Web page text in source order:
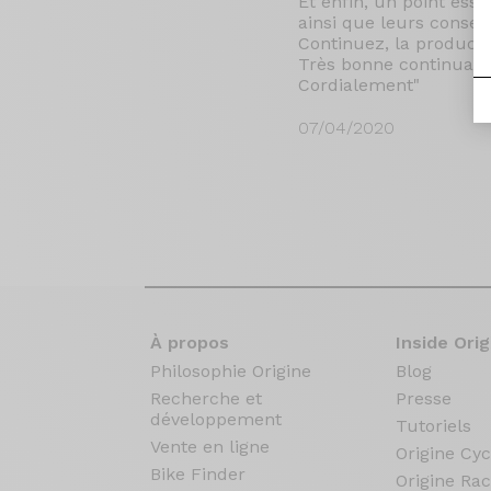
ainsi que leurs
Continuez, la
Très bonne
Cordialement"
07/04/2020
À propos
Philosophie Origine
Recherche et
développement
Vente en ligne
Bike Finder
Inside
Blog
Presse
Tutoriels
Origine
Origine